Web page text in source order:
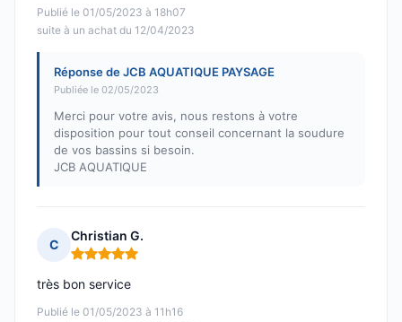
Publié le 01/05/2023 à 18h07
suite à un achat du 12/04/2023
Réponse de JCB AQUATIQUE PAYSAGE
Publiée le 02/05/2023
Merci pour votre avis, nous restons à votre
disposition pour tout conseil concernant la soudure
de vos bassins si besoin.
JCB AQUATIQUE
C
Christian G.
Note : 5 sur 5
Publié le 01/05/2023 à 11h16
très bon service